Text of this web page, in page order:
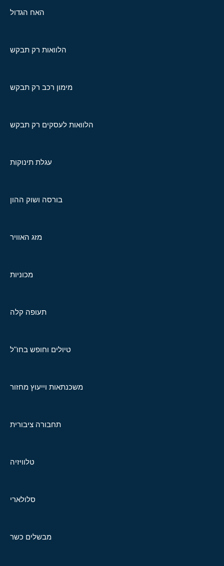
האח הגדול
הלוואות רק תבקש
מימון רכב רק תבקש
הלוואות לעסקים רק תבקש
עגלת תינוקות
בורסה ושוק ההון
מזג האוויר
מכוניות
תעופה קלה
טיולים וחופש בחו"ל
משכנתאות וייעוץ מחזור
תחבורה ציבורית
טלוויזיה
סלולארי
מבשלים כשר